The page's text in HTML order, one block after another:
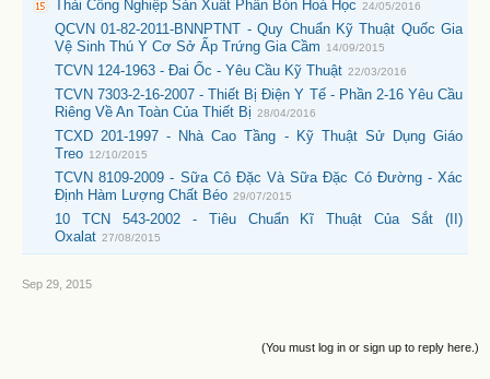
Thải Công Nghiệp Sản Xuất Phân Bón Hoá Học 24/05/2016
QCVN 01-82-2011-BNNPTNT - Quy Chuẩn Kỹ Thuật Quốc Gia
Vệ Sinh Thú Y Cơ Sở Ấp Trứng Gia Cầm
14/09/2015
TCVN 124-1963 - Đai Ốc - Yêu Cầu Kỹ Thuật 22/03/2016
TCVN 7303-2-16-2007 - Thiết Bị Điện Y Tế - Phần 2-16 Yêu Cầu
Riêng Về An Toàn Của Thiết Bị 28/04/2016
TCXD 201-1997 - Nhà Cao Tầng - Kỹ Thuật Sử Dụng Giáo
Treo 12/10/2015
TCVN 8109-2009 - Sữa Cô Đặc Và Sữa Đặc Có Đường - Xác
Định Hàm Lượng Chất Béo 29/07/2015
10 TCN 543-2002 - Tiêu Chuẩn Kĩ Thuật Của Sắt (II)
Oxalat 27/08/2015
Sep 29, 2015
(You must log in or sign up to reply here.)